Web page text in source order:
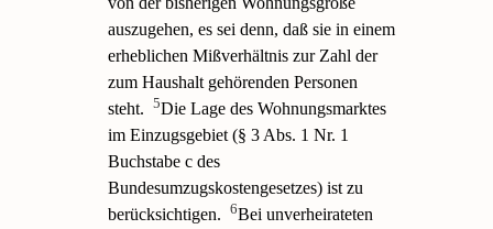
auszugehen, es sei denn, daß sie in einem
erheblichen Mißverhältnis zur Zahl der
zum Haushalt gehörenden Personen
steht.
5Die Lage des Wohnungsmarktes
im Einzugsgebiet (§ 3 Abs. 1 Nr. 1
Buchstabe c des
Bundesumzugskostengesetzes) ist zu
berücksichtigen.
6Bei unverheirateten